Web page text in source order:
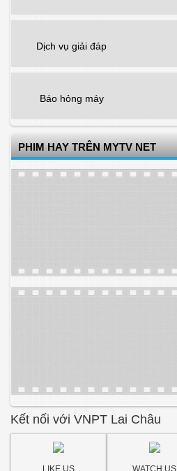
Dịch vụ giải đáp
Báo hỏng máy
PHIM HAY TRÊN MYTV NET
Kết nối với VNPT Lai Châu
LIKE US WATCH US